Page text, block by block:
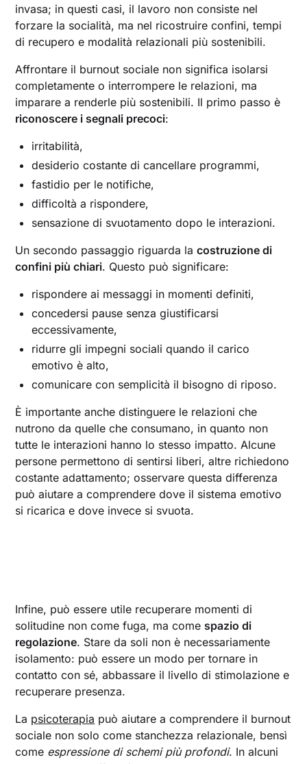
invasa; in questi casi, il lavoro non consiste nel
forzare la socialità, ma nel ricostruire confini, tempi
di recupero e modalità relazionali più sostenibili.
Affrontare il burnout sociale non significa isolarsi
completamente o interrompere le relazioni, ma
imparare a renderle più sostenibili. Il primo passo è
riconoscere i segnali precoci:
irritabilità,
desiderio costante di cancellare programmi,
fastidio per le notifiche,
difficoltà a rispondere,
sensazione di svuotamento dopo le interazioni.
Un secondo passaggio riguarda lacostruzione di
confini più chiari. Questo può significare:
rispondere ai messaggi in momenti definiti,
concedersi pause senza giustificarsi
eccessivamente,
ridurre gli impegni sociali quando il carico
emotivo è alto,
comunicare con semplicità il bisogno di riposo.
È importante anche distinguere le relazioni che
nutrono da quelle che consumano, in quanto non
tutte le interazioni hanno lo stesso impatto. Alcune
persone permettono di sentirsi liberi, altre richiedono
costante adattamento; osservare questa differenza
può aiutare a comprendere dove il sistema emotivo
si ricarica e dove invece si svuota.
Infine, può essere utile recuperare momenti di
solitudine non come fuga, ma come spazio di
regolazione. Stare da soli non è necessariamente
isolamento: può essere un modo per tornare in
contatto con sé, abbassare il livello di stimolazione e
recuperare presenza.
La psicoterapia può aiutare a comprendere il burnout
sociale non solo come stanchezza relazionale, bensì
come espressione di schemi più profondi. In alcuni